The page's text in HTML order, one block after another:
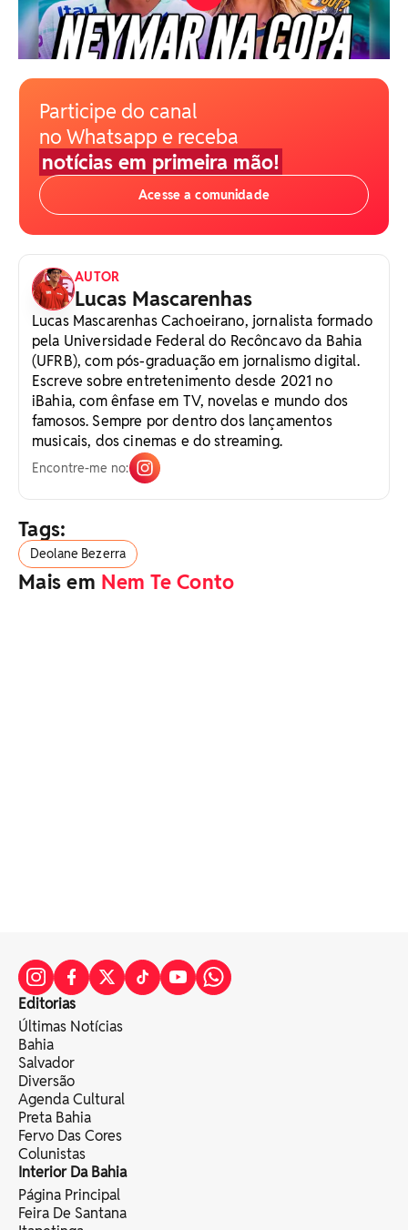
Participe do canal
no Whatsapp e receba
notícias em primeira mão!
Acesse a comunidade
AUTOR
Lucas Mascarenhas
Lucas Mascarenhas Cachoeirano, jornalista formado
pela Universidade Federal do Recôncavo da Bahia
(UFRB), com pós-graduação em jornalismo digital.
Escreve sobre entretenimento desde 2021 no
iBahia, com ênfase em TV, novelas e mundo dos
famosos. Sempre por dentro dos lançamentos
musicais, dos cinemas e do streaming.
Encontre-me no:
Tags:
Deolane Bezerra
Mais em Nem Te Conto
Editorias
Últimas Notícias
Bahia
Salvador
Diversão
Agenda Cultural
Preta Bahia
Fervo Das Cores
Colunistas
Interior Da Bahia
Página Principal
Feira De Santana